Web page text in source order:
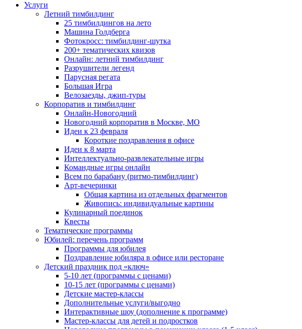
Услуги
Летний тимбилдинг
25 тимбилдингов на лето
Машина Голдберга
Фотокросс: тимбилдинг-шутка
200+ тематических квизов
Онлайн: летний тимбилдинг
Разрушители легенд
Парусная регата
Большая Игра
Велозаезды, джип-туры
Корпоратив и тимбилдинг
Онлайн-Новогодний
Новогодний корпоратив в Москве, МО
Идеи к 23 февраля
Короткие поздравления в офисе
Идеи к 8 марта
Интеллектуально-развлекательные игры
Командные игры онлайн
Всем по барабану (ритмо-тимбилдинг)
Арт-вечеринки
Общая картина из отдельных фрагментов
Живопись: индивидуальные картины
Кулинарный поединок
Квесты
Тематические программы
Юбилей: перечень программ
Программы для юбилея
Поздравление юбиляра в офисе или ресторане
Детский праздник под «ключ»
5-10 лет (программы с ценами)
10-15 лет (программы с ценами)
Детские мастер-классы
Дополнительные услуги/выгодно
Интерактивные шоу (дополнение к программе)
Мастер-классы для детей и подростков